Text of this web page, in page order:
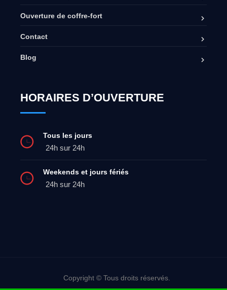
Ouverture de coffre-fort
Contact
Blog
HORAIRES D’OUVERTURE
Tous les jours
24h sur 24h
Weekends et jours fériés
24h sur 24h
Copyright © Tous droits réservés.